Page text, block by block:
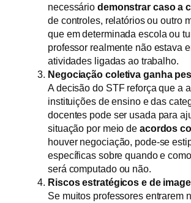
necessário demonstrar caso a
de controles, relatórios ou outro
que em determinada escola ou
professor realmente não estava
atividades ligadas ao trabalho.
Negociação coletiva ganha
A decisão do STF reforça que a
instituições de ensino e das
docentes pode ser usada para
situação por meio de acordos
houver negociação, pode-se
específicas sobre quando e
será computado ou não.
Riscos estratégicos e de
Se muitos professores entrarem